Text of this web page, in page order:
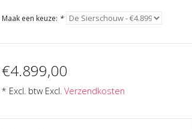
Maak een keuze: *
€4.899,00
* Excl. btw Excl. Verzendkosten